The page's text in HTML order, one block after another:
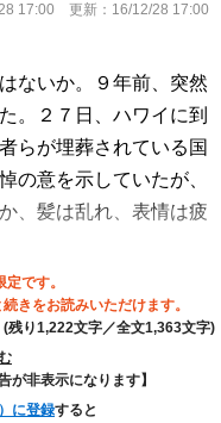
17:00 更新： 16/12/28 17:00
ないか。９年前、突然
。２７日、ハワイに到
らが埋葬されている国
の意を示していたが、
、髪は乱れ、表情は疲
です。
きをお読みいただけます。
(残り1,222文字／全文1,363文字)
が非表示になります】
に登録すると